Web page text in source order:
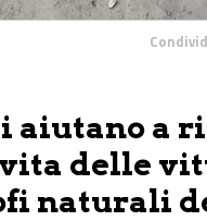
aiutano a
delle
naturali